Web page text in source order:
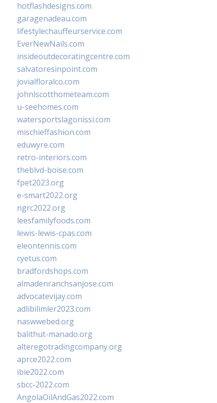
hotflashdesigns.com
garagenadeau.com
lifestylechauffeurservice.com
EverNewNails.com
insideoutdecoratingcentre.com
salvatoresinpoint.com
jovialfloralco.com
johnlscotthometeam.com
u-seehomes.com
watersportslagonissi.com
mischieffashion.com
eduwyre.com
retro-interiors.com
theblvd-boise.com
fpet2023.org
e-smart2022.org
ngrc2022.org
leesfamilyfoods.com
lewis-lewis-cpas.com
eleontennis.com
cyetus.com
bradfordshops.com
almadenranchsanjose.com
advocatevijay.com
adlibilimler2023.com
naswwebed.org
balithut-manado.org
alteregotradingcompany.org
aprce2022.com
ibie2022.com
sbcc-2022.com
AngolaOilAndGas2022.com